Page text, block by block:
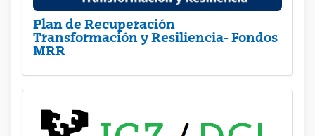
Plan de Recuperación
Transformación y Resiliencia- Fondos
MRR